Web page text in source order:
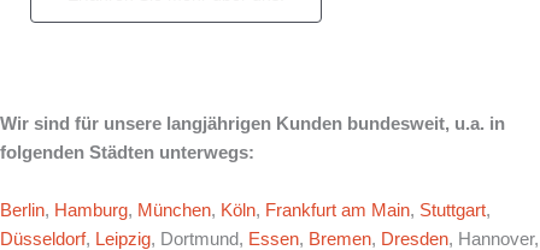
Wir sind für unsere langjährigen Kunden bundesweit, u.a. in
folgenden Städten unterwegs:
Berlin, Hamburg, München, Köln, Frankfurt am Main, Stuttgart,
Düsseldorf, Leipzig, Dortmund, Essen, Bremen, Dresden, Hannover,